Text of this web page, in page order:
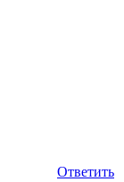
Ответить